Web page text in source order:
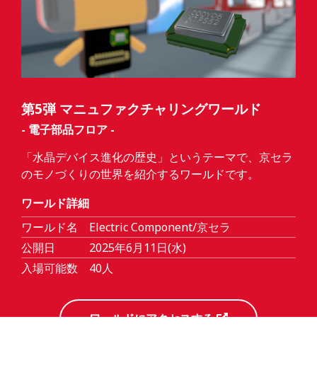
第5弾 マニュファクチャリングワールド
- 電子部品フロア -
「水晶デバイス進化の歴史」というテーマで、京セラ
のモノづくりの世界を紹介するワールドです。
ワールド詳細
ワールド名
Electric Component/京セラ
公開日
2025年6月11日(水)
入場可能数
40人
ワールドにアクセスする